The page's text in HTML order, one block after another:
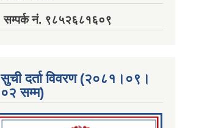
सम्पर्क नं. ९८५२६८१६०९
सुची दर्ता विवरण (२०८१।०९।
०२ सम्म)